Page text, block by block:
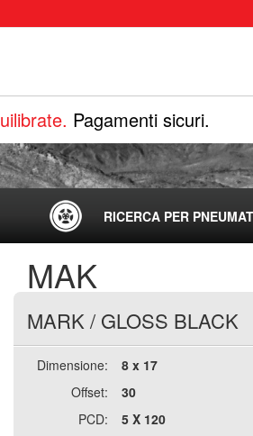
Pagamenti sicuri.
RICERCA PER
MAK
MARK / GLOSS BLACK
Dimensione:
8 x 17
Offset:
30
PCD:
5 X 120